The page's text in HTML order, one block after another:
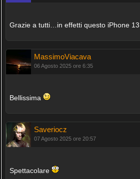
Grazie a tutti…in effetti questo iPhone
MassimoViacava
06 Agosto 2025 ore 6:35
Bellissima
Saveriocz
07 Agosto 2025 ore 20:57
Spettacolare